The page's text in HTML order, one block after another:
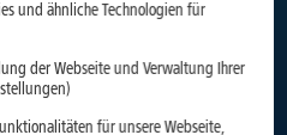
sind
Partner
und ähnliche Technologien für
der Webseite und Verwaltung Ihrer
für unsere Webseite,